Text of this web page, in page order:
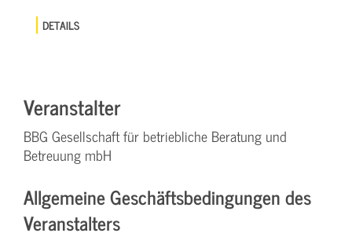
DETAILS
Veranstalter
BBG Gesellschaft für betriebliche Beratung und
Betreuung mbH
Allgemeine Geschäftsbedingungen des
Veranstalters